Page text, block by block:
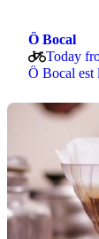
Ô Bocal
Today
Ô Bocal est